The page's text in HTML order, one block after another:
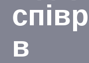
в